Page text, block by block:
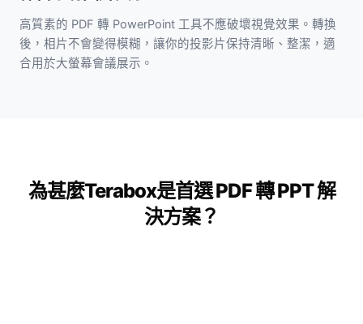
高質素的 PDF 轉 PowerPoint 工具不應破壞視覺效果。轉換
後，相片不會變得模糊，讓你的投影片保持清晰、整潔，適
合用於大螢幕會議展示。
為甚麼Terabox是首選 PDF 轉 PPT 解
決方案？